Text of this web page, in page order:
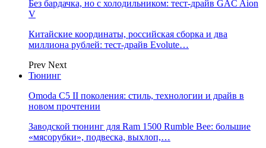
Без бардачка, но с холодильником: тест-драйв GAC Aion
V
Китайские координаты, российская сборка и два
миллиона рублей: тест-драйв Evolute…
Prev Next
Тюнинг
Omoda C5 II поколения: стиль, технологии и драйв в
новом прочтении
Заводской тюнинг для Ram 1500 Rumble Bee: большие
«мясорубки», подвеска, выхлоп,…